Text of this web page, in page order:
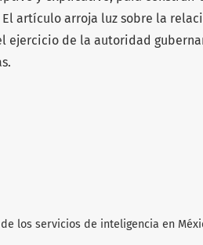
artículo arroja luz sobre la
ejercicio de la autoridad
los servicios de inteligencia en